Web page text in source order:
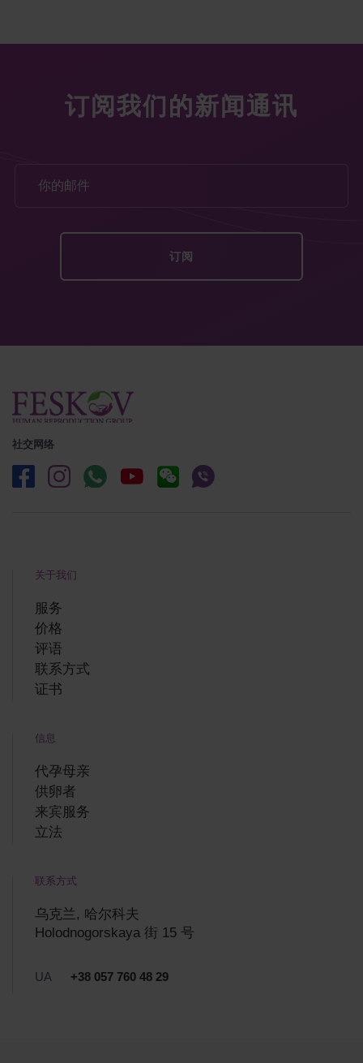
订阅我们的新闻通讯
社交网络
关于我们
服务
价格
评语
联系方式
证书
信息
代孕母亲
供卵者
来宾服务
立法
联系方式
乌克兰, 哈尔科夫
Holodnogorskaya 街 15 号
UA +38 057 760 48 29